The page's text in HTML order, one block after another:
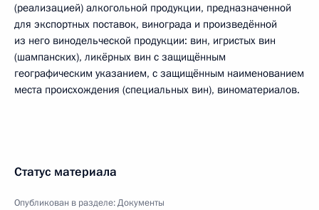
(реализацией) алкогольной продукции, предназначенной
для экспортных поставок, винограда и произведённой
из него винодельческой продукции: вин, игристых вин
(шампанских), ликёрных вин с защищённым
географическим указанием, с защищённым наименованием
места происхождения (специальных вин), виноматериалов.
Статус материала
Опубликован в разделе:Документы